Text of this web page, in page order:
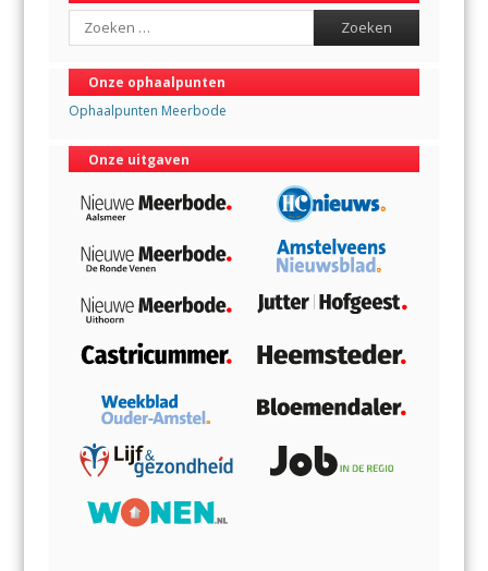
Search
Onze ophaalpunten
Ophaalpunten Meerbode
Onze uitgaven